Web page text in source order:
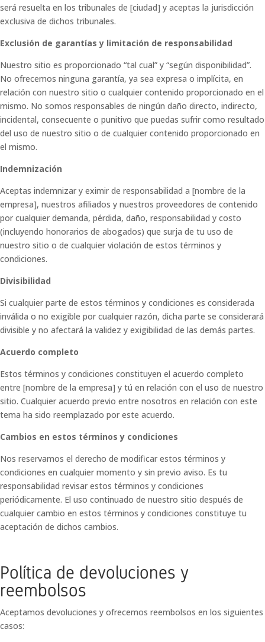
será resuelta en los tribunales de [ciudad] y aceptas la jurisdicción
exclusiva de dichos tribunales.
Exclusión de garantías y limitación de responsabilidad
Nuestro sitio es proporcionado “tal cual” y “según disponibilidad”.
No ofrecemos ninguna garantía, ya sea expresa o implícita, en
relación con nuestro sitio o cualquier contenido proporcionado en el
mismo. No somos responsables de ningún daño directo, indirecto,
incidental, consecuente o punitivo que puedas sufrir como resultado
del uso de nuestro sitio o de cualquier contenido proporcionado en
el mismo.
Indemnización
Aceptas indemnizar y eximir de responsabilidad a [nombre de la
empresa], nuestros afiliados y nuestros proveedores de contenido
por cualquier demanda, pérdida, daño, responsabilidad y costo
(incluyendo honorarios de abogados) que surja de tu uso de
nuestro sitio o de cualquier violación de estos términos y
condiciones.
Divisibilidad
Si cualquier parte de estos términos y condiciones es considerada
inválida o no exigible por cualquier razón, dicha parte se considerará
divisible y no afectará la validez y exigibilidad de las demás partes.
Acuerdo completo
Estos términos y condiciones constituyen el acuerdo completo
entre [nombre de la empresa] y tú en relación con el uso de nuestro
sitio. Cualquier acuerdo previo entre nosotros en relación con este
tema ha sido reemplazado por este acuerdo.
Cambios en estos términos y condiciones
Nos reservamos el derecho de modificar estos términos y
condiciones en cualquier momento y sin previo aviso. Es tu
responsabilidad revisar estos términos y condiciones
periódicamente. El uso continuado de nuestro sitio después de
cualquier cambio en estos términos y condiciones constituye tu
aceptación de dichos cambios.
Política de devoluciones y
reembolsos
Aceptamos devoluciones y ofrecemos reembolsos en los siguientes
casos: